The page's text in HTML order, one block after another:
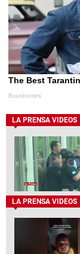
LA PRENSA VIDEOS
LA PRENSA VIDEOS